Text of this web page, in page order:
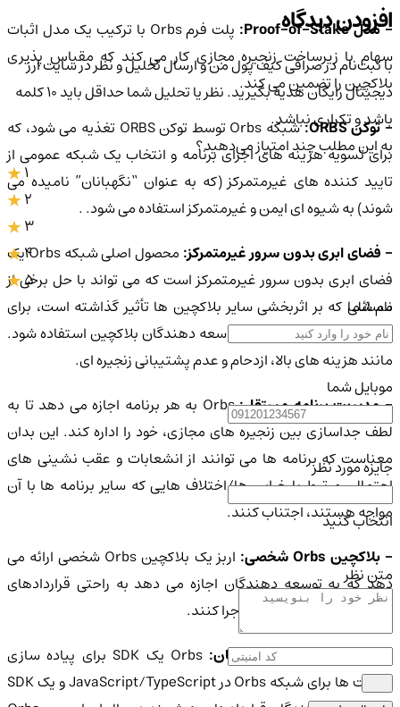
- مدل Proof-of-Stake:
پلت فرم Orbs با ترکیب یک مدل اثبات
سهام با زیرساخت زنجیره مجازی کار می کند که مقیاس پذیری
بلاکچین را تضمین می کند.
- توکن ORBS:
شبکه Orbs توسط توکن ORBS تغذیه می شود، که
برای تسویه هزینه های اجرای برنامه و انتخاب یک شبکه عمومی از
تایید کننده های غیرمتمرکز (که به عنوان “نگهبانان” نامیده می
شوند) به شیوه ای ایمن و غیرمتمرکز استفاده می شود. .
- فضای ابری بدون سرور غیرمتمرکز:
محصول اصلی شبکه Orbs یک
فضای ابری بدون سرور غیرمتمرکز است که می تواند با حل برخی از
مسائلی که بر اثربخشی سایر بلاکچین ها تأثیر گذاشته است، برای
ارائه یک تجربه ایده آل برای توسعه دهندگان بلاکچین استفاده شود.
مانند هزینه های بالا، ازدحام و عدم پشتیبانی زنجیره ای.
- مدیریت برنامه مستقل:
Orbs به هر برنامه اجازه می دهد تا به
لطف جداسازی بین زنجیره های مجازی، خود را اداره کند. این بدان
معناست که برنامه ها می توانند از انشعابات و عقب نشینی های
احتمالی مرتبط با خرابی ها/اختلاف هایی که سایر برنامه ها با آن
مواجه هستند، اجتناب کنند.
- بلاکچین Orbs شخصی:
اربز یک بلاکچین Orbs شخصی ارائه می
دهد که به توسعه دهندگان اجازه می دهد به راحتی قراردادهای
هوشمند را آزمایش، اجرا و اجرا کنند.
- SDK برای توسعه دهندگان:
Orbs یک SDK برای پیاده سازی
کلاینت ها برای شبکه Orbs در JavaScript/TypeScript و یک SDK
افزودن دیدگاه
با ثبت‌نام در صرافی کیف پول من و ارسال تحلیل و نظر در سایت ارز
دیجیتال رایگان هدیه بگیرید. نظر یا تحلیل شما حداقل باید ۱۰ کلمه
باشد و تکراری نباشد.
به این مطلب چند امتیاز می‌دهید؟
1
3
4
5
نام شما
موبایل شما
جایزه مورد نظر
انتخاب کنید
متن نظر